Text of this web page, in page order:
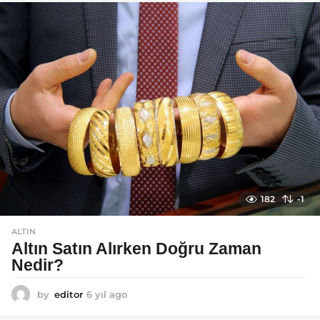
a
g
o
182 -1
ALTIN
Altın Satın Alırken Doğru Zaman
Nedir?
by editor 6 yıl ago